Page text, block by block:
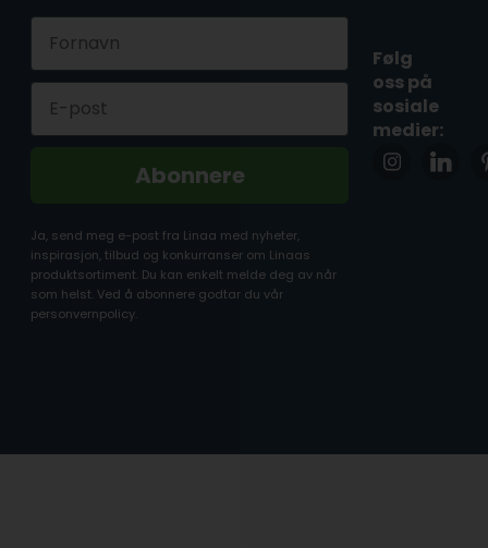
Abonnere
Ja, send meg e-post fra Linaa med nyheter,
inspirasjon, tilbud og konkurranser om Linaas
produktsortiment. Du kan enkelt melde deg av når
som helst. Ved å abonnere godtar du vår
personvernpolicy.
Følg
oss på
sosiale
medier: